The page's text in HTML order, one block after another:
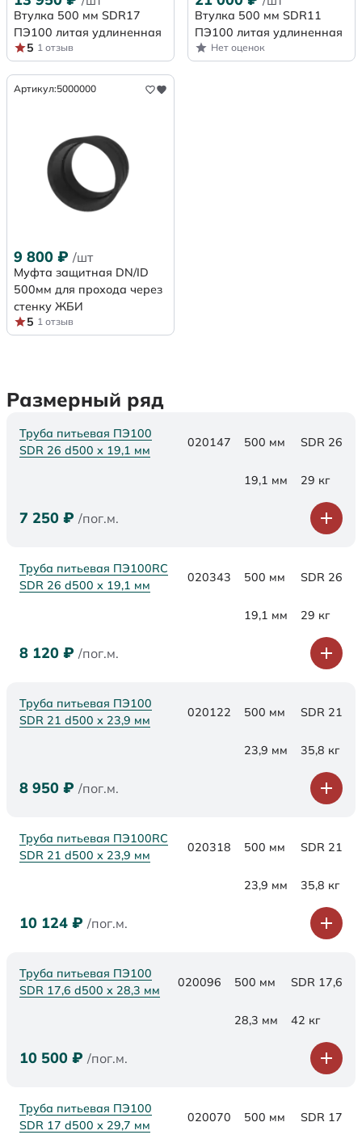
Втулка 500 мм SDR17
ПЭ100 литая удлиненная
5 1 отзыв
Втулка 500 мм SDR11
ПЭ100 литая удлиненная
Нет оценок
Артикул:5000000
9 800 ₽ /шт
Муфта защитная DN/ID
500мм для прохода через
стенку ЖБИ
5 1 отзыв
Размерный ряд
Труба питьевая ПЭ100
SDR 26 d500 х 19,1 мм
020147 500 мм SDR 26
19,1 мм 29 кг
7 250 ₽ /пог.м.
Труба питьевая ПЭ100RC
SDR 26 d500 х 19,1 мм
020343 500 мм SDR 26
19,1 мм 29 кг
8 120 ₽ /пог.м.
Труба питьевая ПЭ100
SDR 21 d500 х 23,9 мм
020122 500 мм SDR 21
23,9 мм 35,8 кг
8 950 ₽ /пог.м.
Труба питьевая ПЭ100RC
SDR 21 d500 х 23,9 мм
020318 500 мм SDR 21
23,9 мм 35,8 кг
10 124 ₽ /пог.м.
Труба питьевая ПЭ100
SDR 17,6 d500 х 28,3 мм
020096 500 мм SDR 17,6
28,3 мм 42 кг
10 500 ₽ /пог.м.
Труба питьевая ПЭ100
SDR 17 d500 х 29,7 мм
020070 500 мм SDR 17